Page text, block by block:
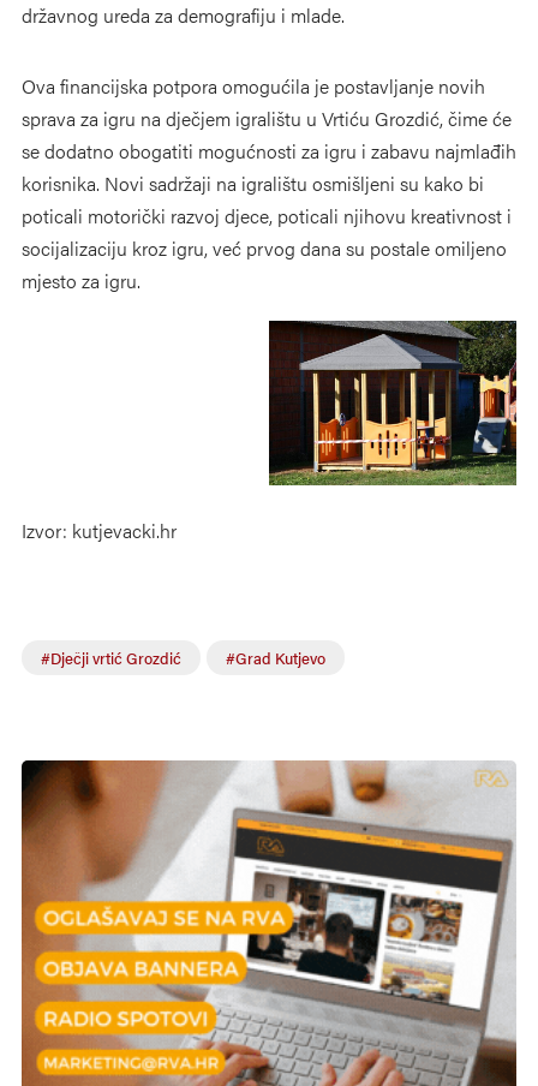
državnog ureda za demografiju i mlade.
Ova financijska potpora omogućila je postavljanje novih
sprava za igru na dječjem igralištu u Vrtiću Grozdić, čime će
se dodatno obogatiti mogućnosti za igru i zabavu najmlađih
korisnika. Novi sadržaji na igralištu osmišljeni su kako bi
poticali motorički razvoj djece, poticali njihovu kreativnost i
socijalizaciju kroz igru, već prvog dana su postale omiljeno
mjesto za igru.
Izvor: kutjevacki.hr
#Dječji vrtić Grozdić #Grad Kutjevo